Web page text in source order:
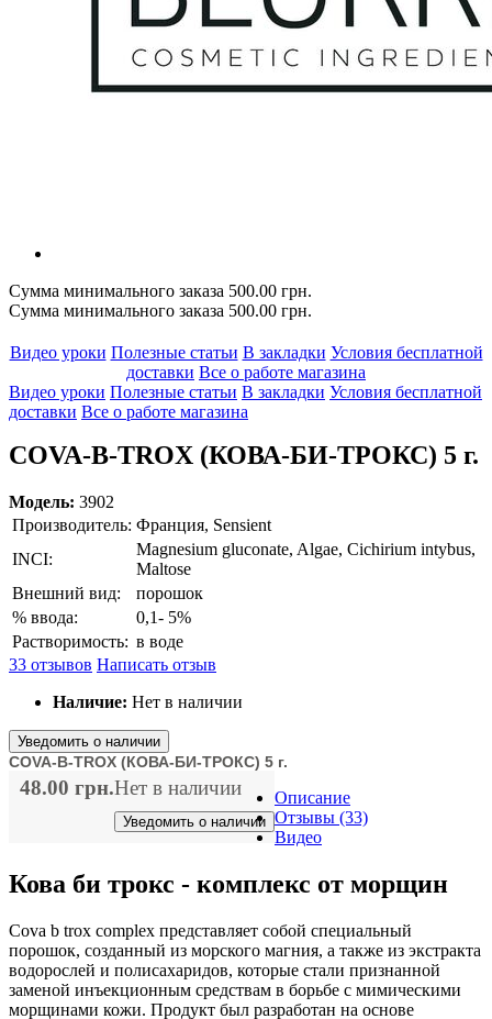
Сумма минимального заказа 500.00 грн.
Сумма минимального заказа 500.00 грн.
Видео уроки Полезные статьи В закладки Условия бесплатной
доставки Все о работе магазина
Видео уроки Полезные статьи В закладки Условия бесплатной
доставки Все о работе магазина
COVA-B-TROX (КОВА-БИ-ТРОКС) 5 г.
Модель: 3902
Производитель: Франция, Sensient
INCI:
Magnesium gluconate, Algae, Cichirium intybus,
Maltose
Внешний вид:
порошок
% ввода:
0,1- 5%
Растворимость: в воде
33 отзывов Написать отзыв
Наличие: Нет в наличии
Уведомить о наличии
COVA-B-TROX (КОВА-БИ-ТРОКС) 5 г.
48.00 грн.Нет в наличии
Уведомить о наличии
Описание
Отзывы (33)
Видео
Кова би трокс - комплекс от морщин
Cova b trox complex представляет собой специальный
порошок, созданный из морского магния, а также из экстракта
водорослей и полисахаридов, которые стали признанной
заменой инъекционным средствам в борьбе с мимическими
морщинами кожи. Продукт был разработан на основе